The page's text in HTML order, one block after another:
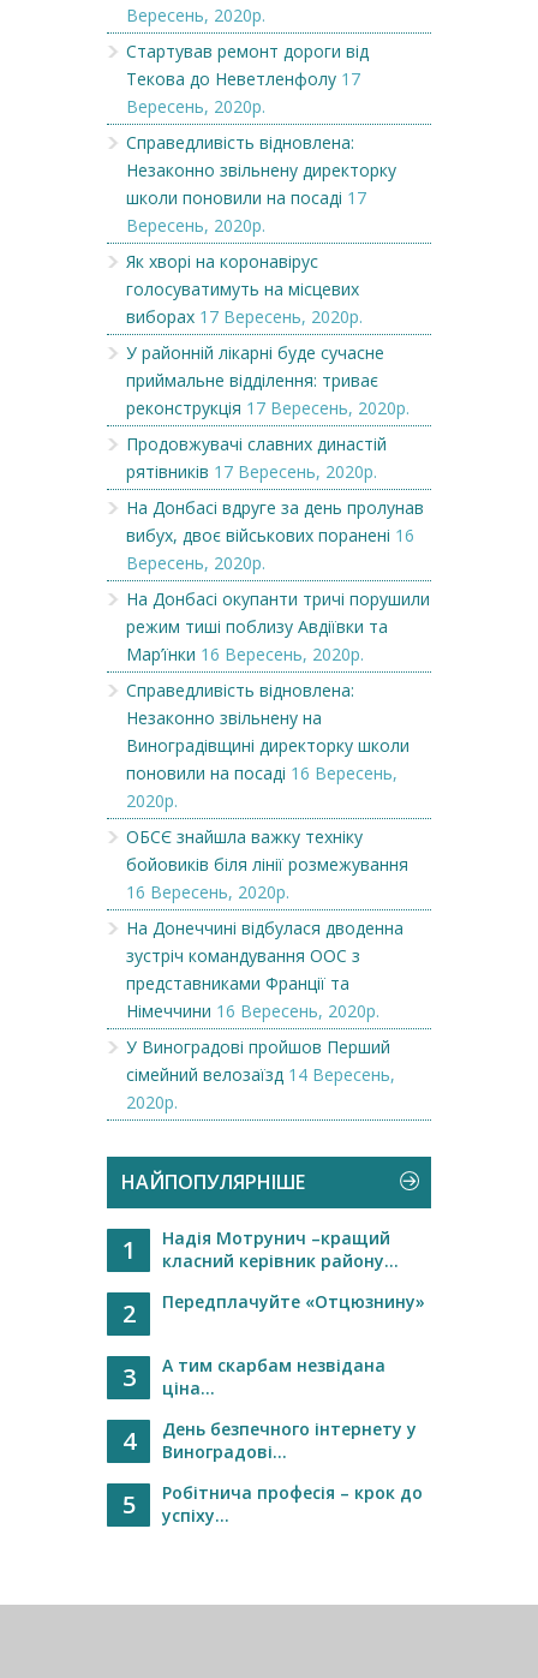
Вересень, 2020р.
Стартував ремонт дороги від
Текова до Неветленфолу 17
Вересень, 2020р.
Справедливість відновлена:
Незаконно звільнену директорку
школи поновили на посаді 17
Вересень, 2020р.
Як хворі на коронавірус
голосуватимуть на місцевих
виборах 17 Вересень, 2020р.
У районній лікарні буде сучасне
приймальне відділення: триває
реконструкція 17 Вересень, 2020р.
Продовжувачі славних династій
рятівників 17 Вересень, 2020р.
На Донбасі вдруге за день пролунав
вибух, двоє військових поранені 16
Вересень, 2020р.
На Донбасі окупанти тричі порушили
режим тиші поблизу Авдіївки та
Мар’їнки 16 Вересень, 2020р.
Справедливість відновлена:
Незаконно звільнену на
Виноградівщині директорку школи
поновили на посаді 16 Вересень,
2020р.
ОБСЄ знайшла важку техніку
бойовиків біля лінії розмежування
16 Вересень, 2020р.
На Донеччині відбулася дводенна
зустріч командування ООС з
представниками Франції та
Німеччини 16 Вересень, 2020р.
У Виноградові пройшов Перший
сімейний велозаїзд 14 Вересень,
2020р.
НАЙПОПУЛЯРНІШЕ
1
Надія Мотрунич –кращий
класний керівник району...
2 Передплачуйте «Отцюзнину»
3
А тим скарбам незвідана
ціна...
4
День безпечного інтернету у
Виноградові...
5
Робітнича професія – крок до
успіху...